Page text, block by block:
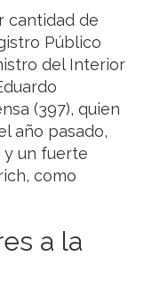
cantidad de
Público
del Interior
(397), quien
año pasado,
y un fuerte
como
a la